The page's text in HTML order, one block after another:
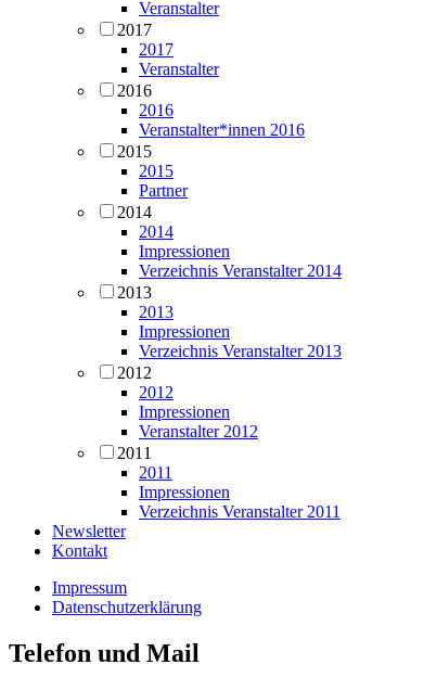
Veranstalter
2017
2017
Veranstalter
2016
2016
Veranstalter*innen 2016
2015
2015
Partner
2014
2014
Impressionen
Verzeichnis Veranstalter 2014
2013
2013
Impressionen
Verzeichnis Veranstalter 2013
2012
2012
Impressionen
Veranstalter 2012
2011
2011
Impressionen
Verzeichnis Veranstalter 2011
Newsletter
Kontakt
Impressum
Datenschutzerklärung
Telefon und Mail